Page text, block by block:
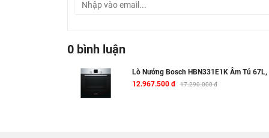
0 bình luận
Lò Nướng Bosch HBN331E1K Âm Tủ
12.967.500 đ
17.290.000 đ